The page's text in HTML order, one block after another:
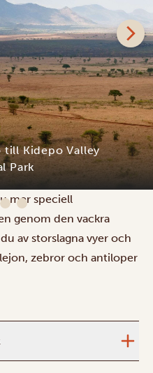
Lodge
från det karga Moroto-
Park tar dig
. Den avlägsna Kidepo
innebär mer orörd natur,
mer speciell
genom den vackra
av storslagna vyer och
zebror och antiloper